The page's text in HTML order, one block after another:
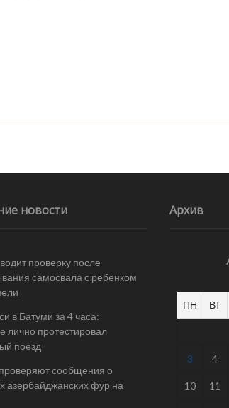
новости
проверку после
самосвала с ребенком
в Батуми за 4 часа:
лично протестировал
поезд
сообщения о
азербайджанских фур на
Архив
ПН ВТ
3 4
10 11